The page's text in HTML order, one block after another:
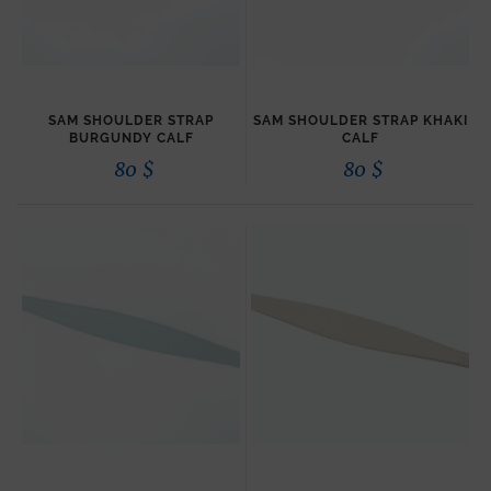
SAM SHOULDER STRAP
BURGUNDY CALF
80 $
SAM SHOULDER STRAP KHAKI
CALF
80 $